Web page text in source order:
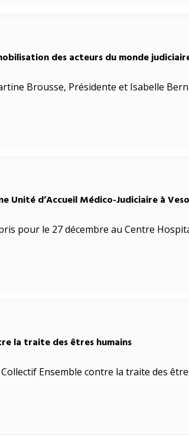
des acteurs du monde
Brousse, Présidente et Isabelle
Unité d’Accueil Médico-Judiciaire à
pour le 27 décembre au Centre
la traite des êtres humains
Ensemble contre la traite des